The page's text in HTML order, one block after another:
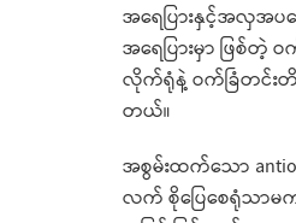
အရေပြားနှင့်အလှအပ
အရေပြားမှာ ဖြစ်
လိုက်ရုံနဲ့ ဝက်ခြံတင်းတိ
တယ်။
အစွမ်းထက်သော
လက် စိုပြေစေရုံသာမက